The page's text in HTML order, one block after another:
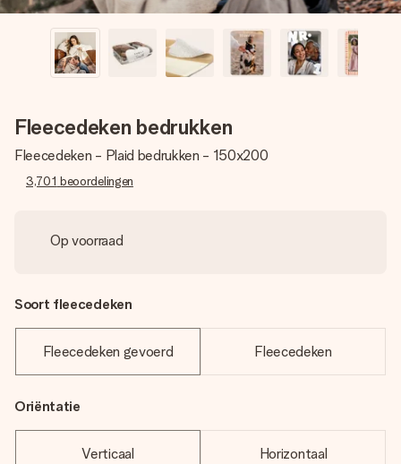
Fleecedeken bedrukken
Fleecedeken - Plaid bedrukken - 150x200
3,701 beoordelingen
Op voorraad
Soort fleecedeken
Fleecedeken gevoerd Fleecedeken
Oriëntatie
Verticaal Horizontaal